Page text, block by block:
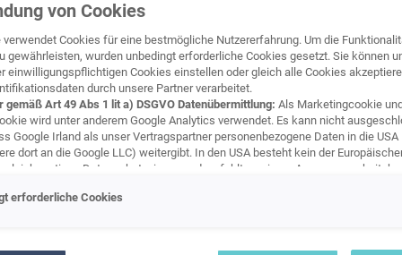
Audi SEAT
Probna vožnja Elektromobilnost
Detaljna pretraga
Točkovi i felne carLOG
S
Pregledajte naša odmah
von Cookies
verwendet Cookies für eine bestmögliche Nutzererfahrung. Um die
gewährleisten, wurden unbedingt erforderliche Cookies gesetzt. Sie können
einwilligungspflichtigen Cookies einstellen oder gleich alle Cookies
durch unsere Partner verarbeitet.
gemäß Art 49 Abs 1 lit a) DSGVO Datenübermittlung: Als Marketingcookie und
wird unter anderem Google Analytics verwendet. Es kann nicht
Google Irland als unser Vertragspartner personenbezogene Daten in die USA
dort an die Google LLC) weitergibt. In den USA besteht kein der
gleichwertiges Datenschutzniveau und es fehlt an einem
in den USA nicht wirksam durchsetzen können, in den USA keine
Freiheiten nicht auf das absolut Notwendige beschränkt sind.Sollten Sie das
erforderliche Cookies